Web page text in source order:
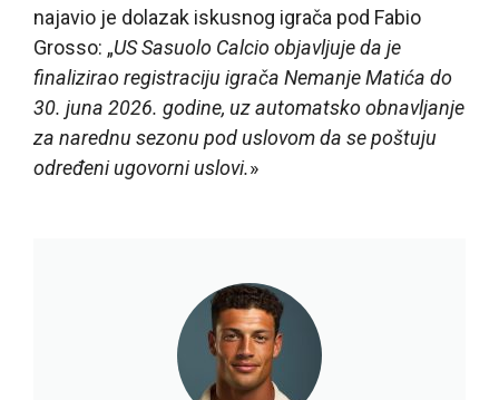
najavio je dolazak iskusnog igrača pod Fabio
Grosso: „US Sasuolo Calcio objavljuje da je
finalizirao registraciju igrača Nemanje Matića do
30. juna 2026. godine, uz automatsko obnavljanje
za narednu sezonu pod uslovom da se poštuju
određeni ugovorni uslovi.»